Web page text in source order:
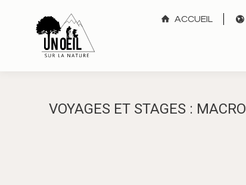
ACCUEIL
VOYAGES ET STAGES : MACRO